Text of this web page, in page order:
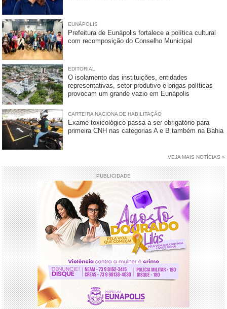
EUNÁPOLIS
Prefeitura de Eunápolis fortalece a política cultural
com recomposição do Conselho Municipal
EDITORIAL
O isolamento das instituições, entidades
representativas, setor produtivo e brigas políticas
provocam um grande vazio em Eunápolis
CARTEIRA NACIONA DE HABILITAÇÃO
Exame toxicológico passa a ser obrigatório para
primeira CNH nas categorias A e B também na Bahia
VEJA MAIS NOTÍCIAS »
PUBLICIDADE